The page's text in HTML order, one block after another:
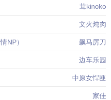
茸kinoko
文火炖肉
NP） 飙马厉刀
边车乐园
中原女悍匪
家佳